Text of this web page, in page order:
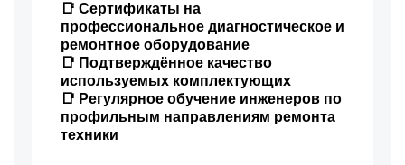
📑 Сертификаты на
профессиональное диагностическое и
ремонтное оборудование
📑 Подтверждённое качество
используемых комплектующих
📑 Регулярное обучение инженеров по
профильным направлениям ремонта
техники